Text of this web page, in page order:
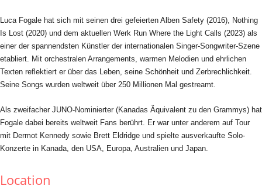
Luca Fogale hat sich mit seinen drei gefeierten Alben Safety (2016), Nothing
Is Lost (2020) und dem aktuellen Werk Run Where the Light Calls (2023) als
einer der spannendsten Künstler der internationalen Singer-Songwriter-Szene
etabliert. Mit orchestralen Arrangements, warmen Melodien und ehrlichen
Texten reflektiert er über das Leben, seine Schönheit und Zerbrechlichkeit.
Seine Songs wurden weltweit über 250 Millionen Mal gestreamt.
Als zweifacher JUNO-Nominierter (Kanadas Äquivalent zu den Grammys) hat
Fogale dabei bereits weltweit Fans berührt. Er war unter anderem auf Tour
mit Dermot Kennedy sowie Brett Eldridge und spielte ausverkaufte Solo-
Konzerte in Kanada, den USA, Europa, Australien und Japan.
Location